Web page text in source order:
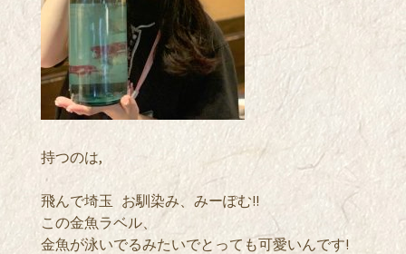
持つのは,
飛んで埼玉 お馴染み、みーぽむ!!
この金魚ラベル、
金魚が泳いでるみたいでとっても可愛いんです!